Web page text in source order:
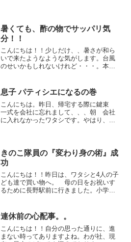
シを1本買って...
暑くても、酢の物でサッパリ気
分！！
こんにちは！！少しだけ、、暑さが和ら
いで来たようなような気がします。台風
のせいかもしれないけれど・・・。本日
す。配達もかねて連れて行くのです
が、、、車中、、無言。迎えに行...
息子 パティシエになるの巻
こんにちは。昨日、帰宅する際に鍵束
一式を会社に忘れまして、、、朝 会社
に入れなかったワタシです。やはり、大
ーリック風味炒め』っす...
きのこ隊員の『変わり身の術』成
功
こんにちは！！昨日は、ワタシと4人の子
ども達で買い物へ。 母の日をお祝いす
るために長野駅前に行きました。小学生
に、、、『あっ、お財布忘れた・・・パ
パお願い。』って、おい！！2...
連休前の心配事。。
こんにちは！！自分の思った通りに、進
まない時ってありますよね。わが社、現